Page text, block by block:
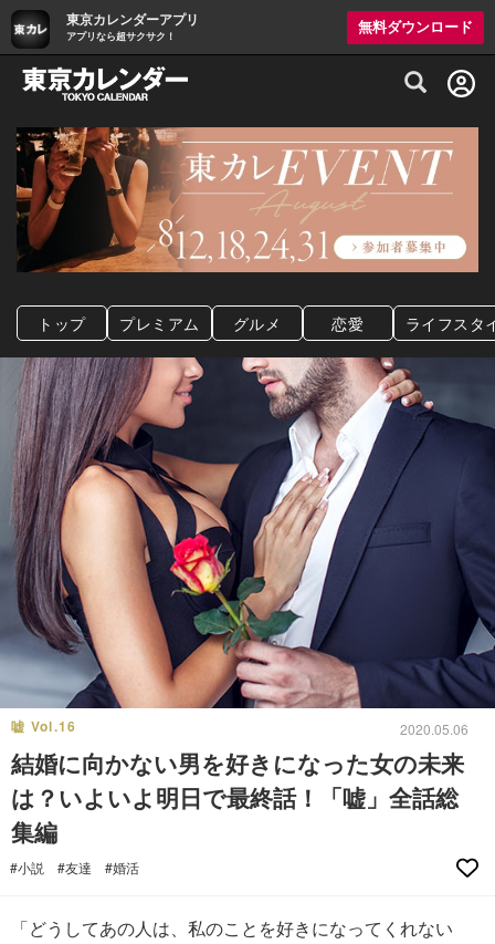
東京カレンダーアプリ
アプリなら超サクサク！
無料ダウンロード
グルメ情報・プレミアムレストラン予約
トップ プレミアム グルメ 恋愛 ライフスタ
嘘 Vol.16 2020.05.06
結婚に向かない男を好きになった女の未来
は？いよいよ明日で最終話！「嘘」全話総
集編
#小説 #友達 #婚活
「どうしてあの人は、私のことを好きになってくれない